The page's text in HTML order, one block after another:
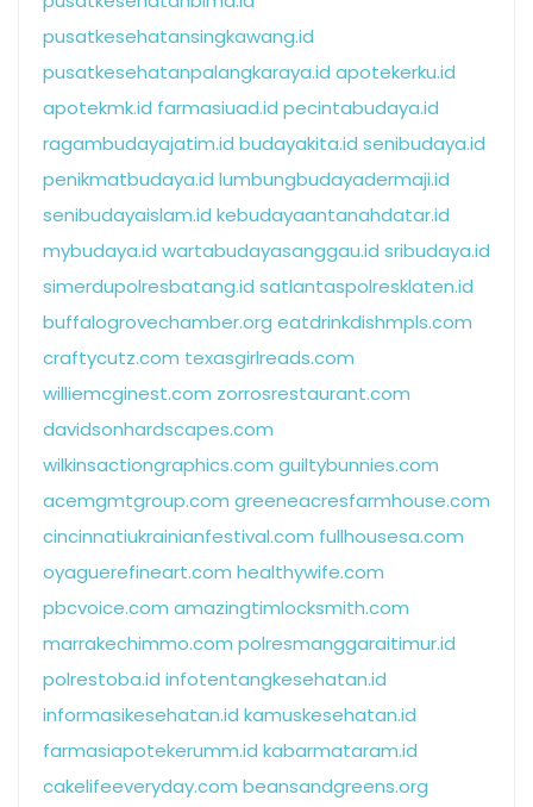
pusatkesehatansingkawang.id
pusatkesehatanpalangkaraya.id apotekerku.id
apotekmk.id farmasiuad.id pecintabudaya.id
ragambudayajatim.id budayakita.id senibudaya.id
penikmatbudaya.id lumbungbudayadermaji.id
senibudayaislam.id kebudayaantanahdatar.id
mybudaya.id wartabudayasanggau.id sribudaya.id
simerdupolresbatang.id satlantaspolresklaten.id
buffalogrovechamber.org eatdrinkdishmpls.com
craftycutz.com texasgirlreads.com
williemcginest.com zorrosrestaurant.com
davidsonhardscapes.com
wilkinsactiongraphics.com guiltybunnies.com
acemgmtgroup.com greeneacresfarmhouse.com
cincinnatiukrainianfestival.com fullhousesa.com
oyaguerefineart.com healthywife.com
pbcvoice.com amazingtimlocksmith.com
marrakechimmo.com polresmanggaraitimur.id
polrestoba.id infotentangkesehatan.id
informasikesehatan.id kamuskesehatan.id
farmasiapotekerumm.id kabarmataram.id
cakelifeeveryday.com beansandgreens.org